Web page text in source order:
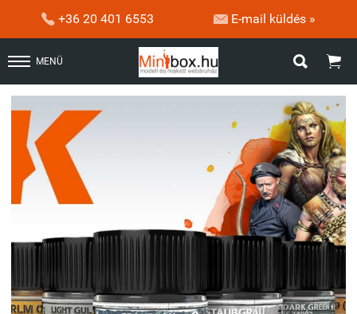
 +36 20 401 6553  E-mail küldés »
MENÜ  